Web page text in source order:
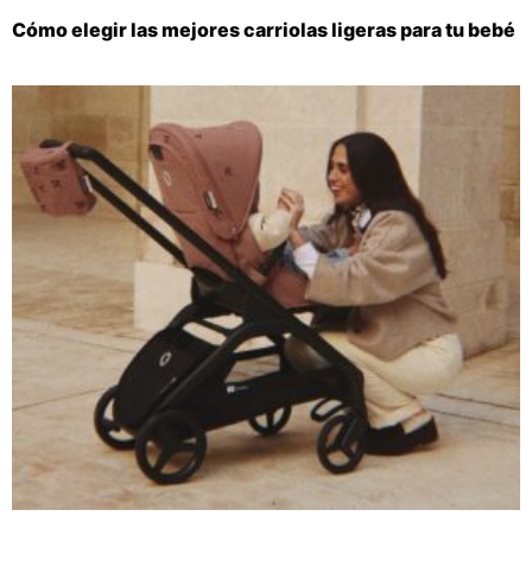
Cómo elegir las mejores carriolas ligeras para tu bebé